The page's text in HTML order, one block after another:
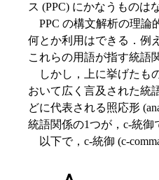
ス (PPC) にかなうものは
PPC の構文解析の理論
何とか利用はできる．例
これらの用語が指す統語
しかし，上に挙げたも
おいて広く言及された統
どに代表される照応形
統語関係の1つが，c-統
以下で，c-統御 (c-